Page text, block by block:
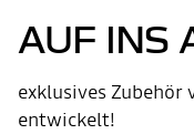
AUF INS
exklusives Zubehör
entwickelt!